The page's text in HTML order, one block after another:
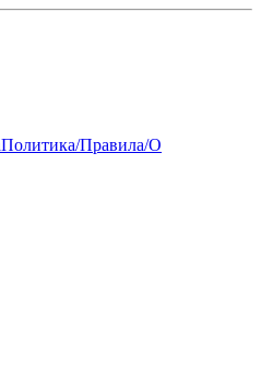
Политика/Правила/О